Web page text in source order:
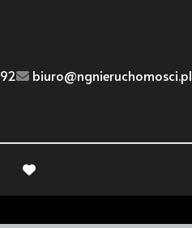
biuro@ngnieruchomosci.pl
favorite